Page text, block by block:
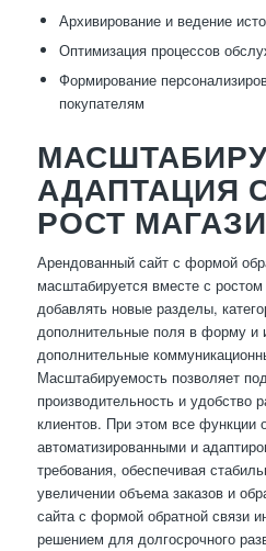
Архивирование и ведение
Оптимизация процессов
Формирование
покупателям
АДАПТАЦИЯ
РОСТ
Арендованный сайт с формой
масштабируется вместе с
добавлять новые разделы,
дополнительные поля в форму и
дополнительные
Масштабируемость позволяет
производительность и удобство
клиентов. При этом все функции
автоматизированными и
требования, обеспечивая
увеличении объема заказов и
сайта с формой обратной связи
решением для долгосрочного